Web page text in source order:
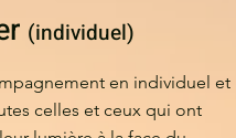
(individuel)
en individuel et
celles et ceux qui ont